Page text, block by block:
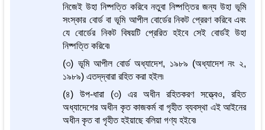
নিজেই উহা নিষ্পত্তি করিবে নতুবা নিষ্পত্তির জন্য উহা ভূমি
সংস্কার বোর্ড বা ভূমি আপীল বোর্ডের নিকট প্রেরণ করিবে এবং
যে বোর্ডের নিকট বিষয়টি প্রেরিত হইবে সেই বোর্ডই উহা
নিষ্পত্তি করিবে৷
(৩) ভূমি আপীল বোর্ড অধ্যাদেশ, ১৯৮৯ (অধ্যাদেশ নং ২,
১৯৮৯) এতদ্‌দ্বারা রহিত করা হইল৷
(৪) উপ-ধারা (৩) এর অধীন রহিতকরণ সত্ত্বেও, রহিত
অধ্যাদেশের অধীন কৃত কাজকর্ম বা গৃহীত ব্যবস্থা এই আইনের
অধীন কৃত বা গৃহীত হইয়াছে বলিয়া গণ্য হইবে৷